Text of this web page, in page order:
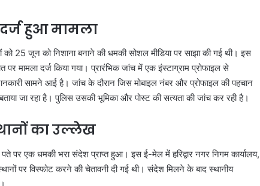
हुआ मामला
25 जून को निशाना बनाने की धमकी सोशल मीडिया पर साझा की गई थी। इस
मामला दर्ज किया गया। प्रारंभिक जांच में एक इंस्टाग्राम प्रोफाइल से
सामने आई है। जांच के दौरान जिस मोबाइल नंबर और प्रोफाइल की पहचान
जा रहा है। पुलिस उसकी भूमिका और पोस्ट की सत्यता की जांच कर रही है।
का उल्लेख
पर एक धमकी भरा संदेश प्राप्त हुआ। इस ई-मेल में हरिद्वार नगर निगम कार्यालय,
पर विस्फोट करने की चेतावनी दी गई थी। संदेश मिलने के बाद स्थानीय